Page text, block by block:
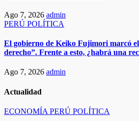
Ago 7, 2026 admin
PERÚ POLÍTICA
El gobierno de Keiko Fujimori marcó
derecho”. Frente a esto, ¿habrá una
Ago 7, 2026 admin
Actualidad
ECONOMÍA PERÚ POLÍTICA